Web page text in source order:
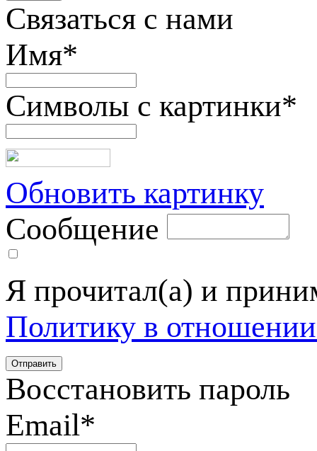
Связаться с нами
Имя*
Символы с картинки*
Обновить картинку
Сообщение
Я прочитал(а) и
Политику в
Восстановить пароль
Email*